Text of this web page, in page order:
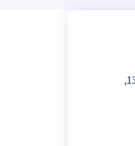
פורסם בתאריך פברואר 13,